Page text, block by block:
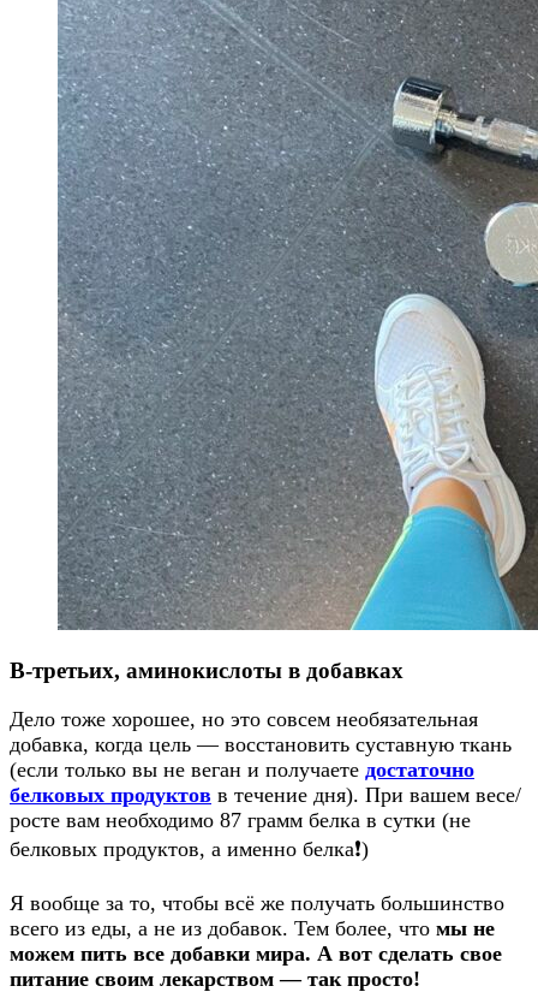
В-третьих, аминокислоты в добавках
Дело тоже хорошее, но это совсем необязательная
добавка, когда цель — восстановить суставную ткань
(если только вы не веган и получаете достаточно
белковых продуктов в течение дня). При вашем весе/
росте вам необходимо 87 грамм белка в сутки (не
белковых продуктов, а именно белка❗️)
Я вообще за то, чтобы всё же получать большинство
всего из еды, а не из добавок. Тем более, что мы не
можем пить все добавки мира. А вот сделать свое
питание своим лекарством — так просто!